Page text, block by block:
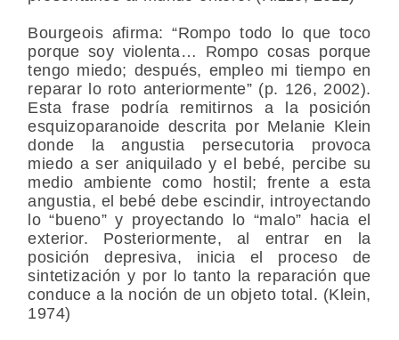
Bourgeois afirma: “Rompo todo lo que toco
porque soy violenta… Rompo cosas porque
tengo miedo; después, empleo mi tiempo en
reparar lo roto anteriormente” (p. 126, 2002).
Esta frase podría remitirnos a la posición
esquizoparanoide descrita por Melanie Klein
donde la angustia persecutoria provoca
miedo a ser aniquilado y el bebé, percibe su
medio ambiente como hostil; frente a esta
angustia, el bebé debe escindir, introyectando
lo “bueno” y proyectando lo “malo” hacia el
exterior. Posteriormente, al entrar en la
posición depresiva, inicia el proceso de
sintetización y por lo tanto la reparación que
conduce a la noción de un objeto total. (Klein,
1974)